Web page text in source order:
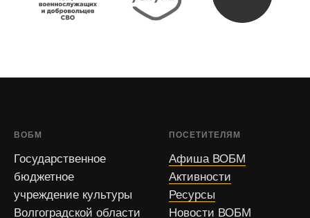
ВОБМ
Государственное
бюджетное
учреждение культуры
Волгоградской области
ПОСЕТИТЕЛЯМ
Афиша ВОБМ
Активности
Ресурсы
Новости ВОБМ